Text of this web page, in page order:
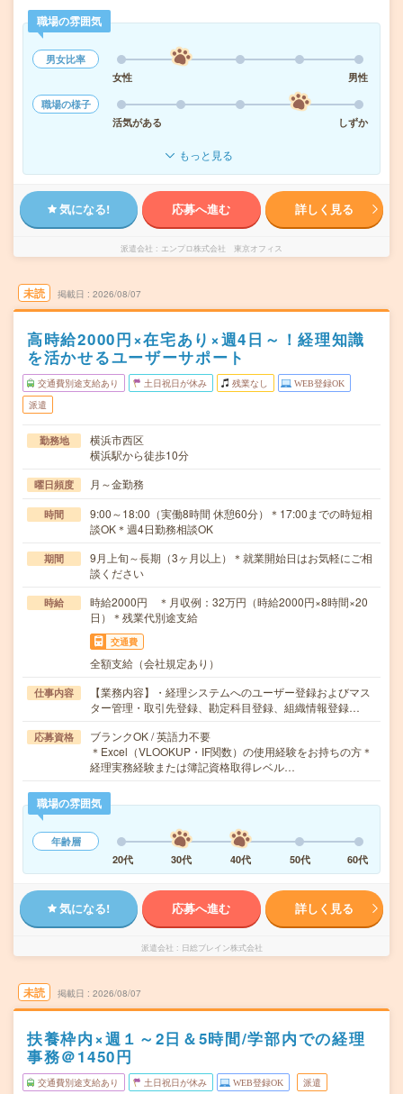
職場の雰囲気
男女比率
女性
男性
職場の様子
活気がある
しずか
もっと見る
気になる! 応募へ進む 詳しく見る
派遣会社 エンプロ株式会社 東京オフィス
未読 掲載日 2026/08/07
高時給2000円×在宅あり×週4日～！経理知識
を活かせるユーザーサポート
交通費別途支給あり 土日祝日が休み 残業なし WEB登録OK
派遣
勤務地
横浜市西区
横浜駅から徒歩10分
曜日頻度 月～金勤務
時間
9:00～18:00（実働8時間 休憩60分）＊17:00までの時短相
談OK＊週4日勤務相談OK
期間
9月上旬～長期（3ヶ月以上）＊就業開始日はお気軽にご相
談ください
時給
時給2000円 ＊月収例：32万円（時給2000円×8時間×20
日）＊残業代別途支給
交通費
全額支給（会社規定あり）
仕事内容
【業務内容】・経理システムへのユーザー登録およびマス
ター管理・取引先登録、勘定科目登録、組織情報登録…
応募資格
ブランクOK / 英語力不要
＊Excel（VLOOKUP・IF関数）の使用経験をお持ちの方＊
経理実務経験または簿記資格取得レベル…
職場の雰囲気
年齢層
20代
30代 40代 50代 60代
気になる! 応募へ進む 詳しく見る
派遣会社 日総ブレイン株式会社
未読 掲載日 2026/08/07
扶養枠内×週１～2日＆5時間/学部内での経理
事務＠1450円
交通費別途支給あり 土日祝日が休み WEB登録OK 派遣